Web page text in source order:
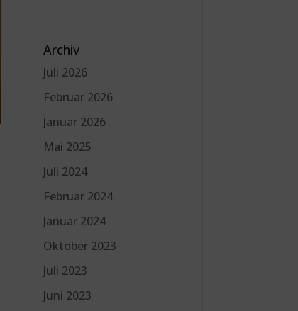
Archiv
Juli 2026
Februar 2026
Januar 2026
Mai 2025
Juli 2024
Februar 2024
Januar 2024
Oktober 2023
Juli 2023
Juni 2023